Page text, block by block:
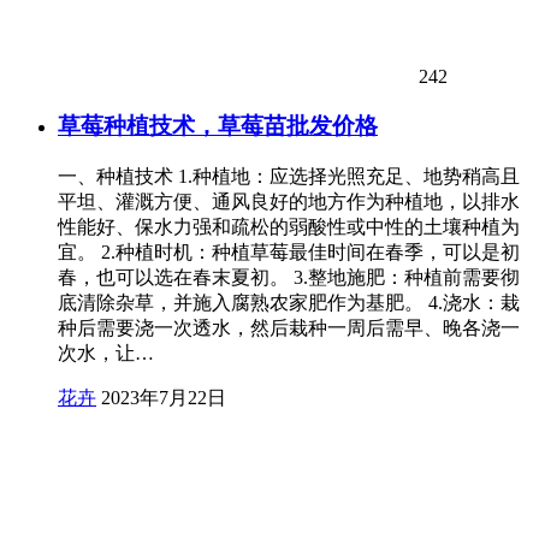
242
草莓种植技术，草莓苗批发价格
一、种植技术 1.种植地：应选择光照充足、地势稍高且
平坦、灌溉方便、通风良好的地方作为种植地，以排水
性能好、保水力强和疏松的弱酸性或中性的土壤种植为
宜。 2.种植时机：种植草莓最佳时间在春季，可以是初
春，也可以选在春末夏初。 3.整地施肥：种植前需要彻
底清除杂草，并施入腐熟农家肥作为基肥。 4.浇水：栽
种后需要浇一次透水，然后栽种一周后需早、晚各浇一
次水，让…
花卉 2023年7月22日